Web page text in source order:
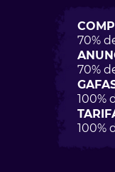
70%
70%
100%
100%